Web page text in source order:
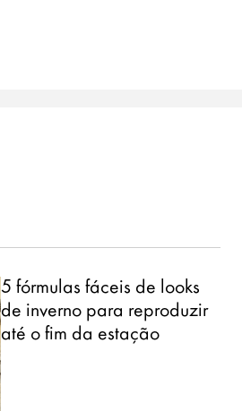
5 fórmulas fáceis de looks
de inverno para reproduzir
até o fim da estação